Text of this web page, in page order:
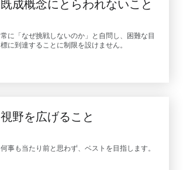
既成概念にとらわれないこと
常に「なぜ挑戦しないのか」と自問し、困難な目
標に到達することに制限を設けません。
視野を広げること
何事も当たり前と思わず、ベストを目指します。